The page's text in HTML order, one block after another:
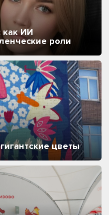
как ИИ
роли
цветы